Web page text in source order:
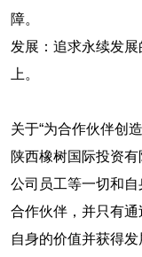
障。
发展：追求永续发
上。
关于“为合作伙伴创
陕西橡树国际投资
公司员工等一切和
合作伙伴，并只有
自身的价值并获得发